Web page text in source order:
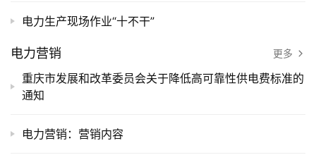
电力生产现场作业“十不干”
电力营销 更多
重庆市发展和改革委员会关于降低高可靠性供电费标准的
通知
电力营销：营销内容